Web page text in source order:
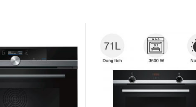
trong khoang lò, lò nướng Siemens iQ700
đều, nhanh chóng, hiệu quả hơn. Điều này cho phép
đạt được kết quả nướng hoàn hảo nhất.